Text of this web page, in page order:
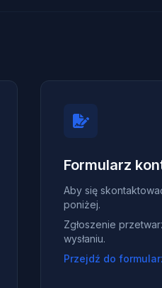
Formularz
Aby się
poniżej.
Zgłoszenie
wysłaniu.
Przejdź do